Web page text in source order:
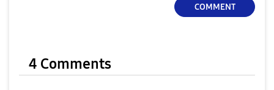
COMMENT
4 Comments